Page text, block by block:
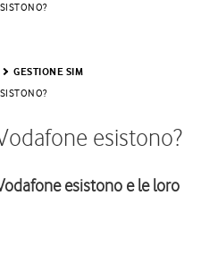
GESTIONE SIM
esistono?
esistono e le loro